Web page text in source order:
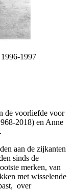
1997
de voorliefde voor
2018) en Anne
aan de zijkanten
sinds de
merken, van
met wisselende
over